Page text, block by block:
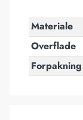
Materiale
Overflade
Forpakning